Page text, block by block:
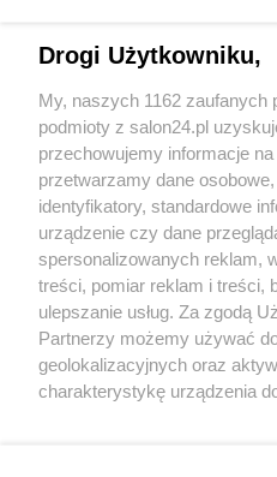
Sport
Społeczeństwo
Kultura
X Facebook
Drogi Użytkowniku,
My, naszych 1162 zaufanych
podmioty z salon24.pl
przechowujemy informacje
przetwarzamy dane
identyfikatory, standardowe
urządzenie czy dane
spersonalizowanych reklam,
treści, pomiar reklam i treści,
ulepszanie usług. Za zgodą
Partnerzy możemy używać
geolokalizacyjnych oraz
charakterystykę urządzenia